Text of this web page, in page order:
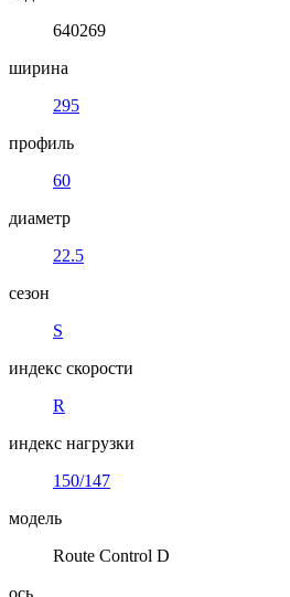
640269
ширина
295
профиль
60
диаметр
22.5
сезон
S
индекс скорости
R
индекс нагрузки
150/147
модель
Route Control D
ось